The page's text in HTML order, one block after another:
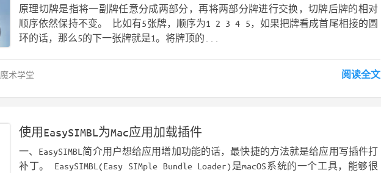
原理切牌是指将一副牌任意分成两部分，再将两部分牌进行交换，切牌后牌的相对
顺序依然保持不变。 比如有5张牌，顺序为1 2 3 4 5，如果把牌看成首尾相接的圆
环的话，那么5的下一张牌就是1。将牌顶的...
魔术学堂 阅读全文
使用EasySIMBL为Mac应用加载插件
一、EasySIMBL简介用户想给应用增加功能的话，最快捷的方法就是给应用写插件打
补丁。 EasySIMBL(Easy SIMple Bundle Loader)是macOS系统的一个工具，能够很